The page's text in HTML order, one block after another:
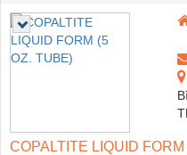
COPALTITE LIQUID